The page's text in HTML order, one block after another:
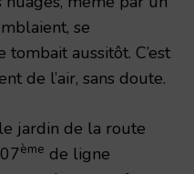
se
aussitôt. C’est
de l’air, sans doute.
jardin de la route
ème de ligne